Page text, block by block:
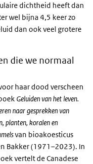
dichtheid heeft dan
wel bijna 4,5 keer zo
dan ook veel grotere
die we normaal
haar dood verscheen
Geluiden van het leven.
naar gesprekken van
planten, koralen en
van bioakoesticus
Bakker (1971–2023). In
vertelt de Canadese